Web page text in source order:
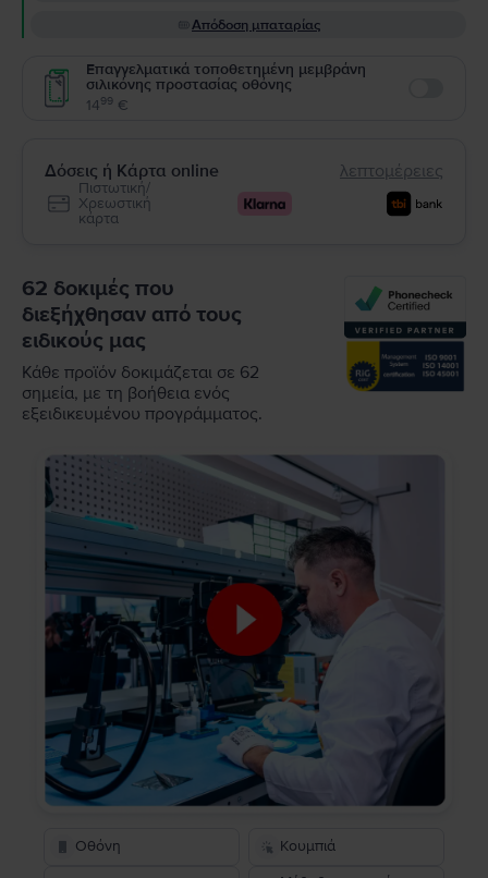
Απόδοση μπαταρίας
Επαγγελματικά τοποθετημένη μεμβράνη
σιλικόνης προστασίας οθόνης
1499 €
Δόσεις ή Κάρτα online λεπτομέρειες
Πιστωτική/
Χρεωστική
κάρτα
62 δοκιμές που
διεξήχθησαν από τους
ειδικούς μας
Κάθε προϊόν δοκιμάζεται σε 62
σημεία, με τη βοήθεια ενός
εξειδικευμένου προγράμματος.
Οθόνη
Κουμπιά